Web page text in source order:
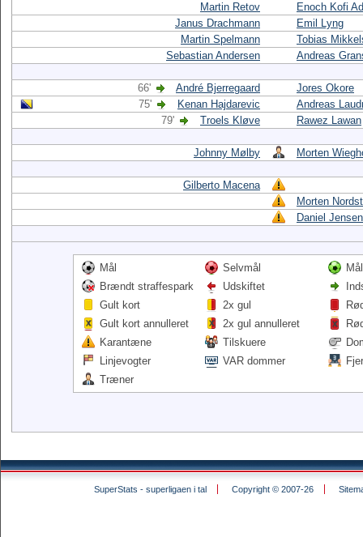
Martin Retov
Enoch Kofi
Janus Drachmann
Emil Lyng
Martin Spelmann
Tobias
Sebastian Andersen
Andreas
66' André Bjerregaard
Jores Okore
75'
Kenan Hajdarevic
Andreas
79'
Troels Kløve Rawez Lawan
Johnny Mølby Morten
Gilberto Macena
Morten
Daniel Jensen
Mål Selvmål
Brændt straffespark
Udskiftet
Gult kort
2x gul
Gult kort annulleret
2x gul annulleret
Karantæne
Tilskuere
Linjevogter
VAR dommer
Træner
SuperStats - superligaen i tal Copyright © 2007-26